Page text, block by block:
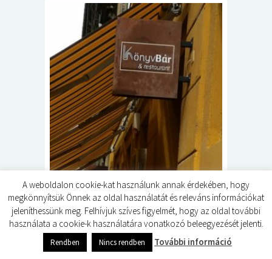
Egy különleges étterem és bár-
könyvmolyoknak mindenképp
Dalma
10 ÉV EZELŐTT
A weboldalon cookie-kat használunk annak érdekében, hogy
megkönnyítsük Önnek az oldal használatát és releváns információkat
jeleníthessünk meg. Felhívjuk szíves figyelmét, hogy az oldal további
használata a cookie-k használatára vonatkozó beleegyezését jelenti.
Rendben Nincs rendben További információ